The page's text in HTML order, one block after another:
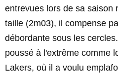
entrevues lors de sa saison
taille (2m03), il compense
débordante sous les
poussé à l'extrême comme
Lakers, où il a voulu